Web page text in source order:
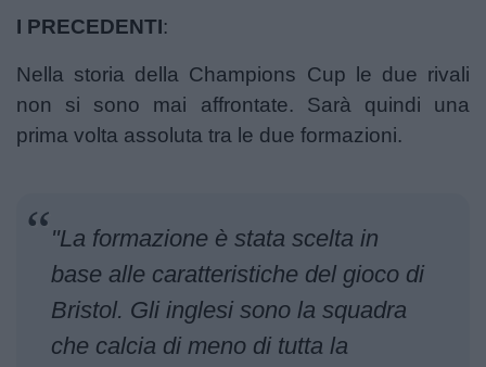
I PRECEDENTI:
Nella storia della Champions Cup le due rivali
non si sono mai affrontate. Sarà quindi una
prima volta assoluta tra le due formazioni.
"La formazione è stata scelta in
base alle caratteristiche del gioco di
Bristol. Gli inglesi sono la squadra
che calcia di meno di tutta la